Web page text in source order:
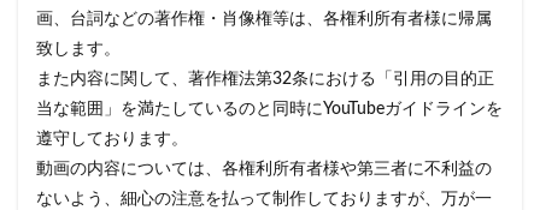
画、台詞などの著作権・肖像権等は、各権利所有者様に帰属
致します。
また内容に関して、著作権法第32条における「引用の目的正
当な範囲」を満たしているのと同時にYouTubeガイドラインを
遵守しております。
動画の内容については、各権利所有者様や第三者に不利益の
ないよう、細心の注意を払って制作しておりますが、万が一